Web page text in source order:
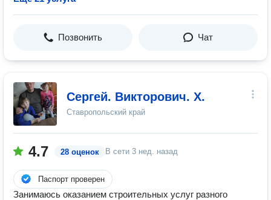
Позвонить Чат
Сергей. Викторович. Х.
Ставропольский край
4.7 28 оценок В сети 3 нед. назад
Паспорт проверен
Занимаюсь оказанием строительных услуг разного